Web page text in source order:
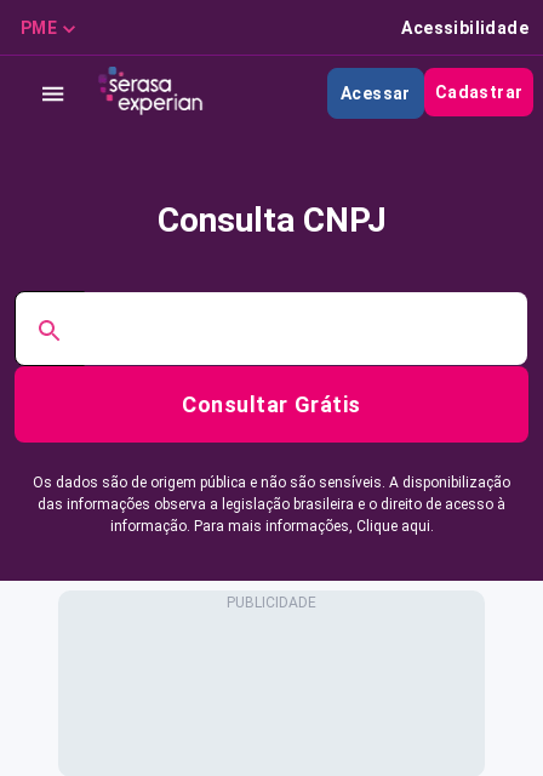
PME Acessibilidade
Acessar Cadastrar
Consulta CNPJ
Consultar Grátis
Os dados são de origem pública e não são sensíveis. A disponibilização
das informações observa a legislação brasileira e o direito de acesso à
informação. Para mais informações, Clique aqui.